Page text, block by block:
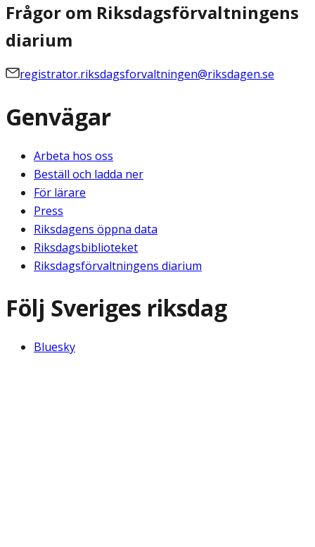
Frågor om Riksdagsförvaltningens
diarium
registrator.riksdagsforvaltningen@riksdagen.se
Genvägar
Arbeta hos oss
Beställ och ladda ner
För lärare
Press
Riksdagens öppna data
Riksdagsbiblioteket
Riksdagsförvaltningens diarium
Följ Sveriges riksdag
Bluesky